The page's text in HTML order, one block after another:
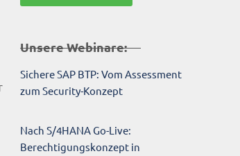
Unsere Webinare:
Sichere SAP BTP: Vom Assessment
zum Security-Konzept
Nach S/4HANA Go-Live:
Berechtigungskonzept in